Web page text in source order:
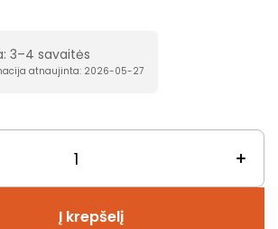
3–4 savaitės
atnaujinta: 2026-05-27
Į krepšelį